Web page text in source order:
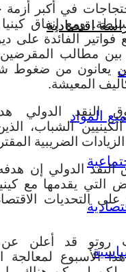
اقتصادية
المواد
في أكبر
فواتير الفائدة
بين مطالب
يعانون من ضغوط
المعيشة.
النقد الدولي
الكينيين الشباب،
الزيادات الضريبية
النقد الدولي إن
التي يقدمها مع
التحديات
روتو قد أعلن عن
الأسبوع لمعالجة